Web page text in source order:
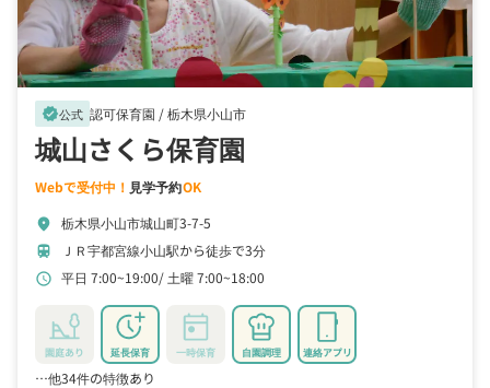
verified公式 認可保育園 /栃木県小山市
城山さくら保育園
Webで受付中！ 見学予約OK
location_on 栃木県小山市城山町3-7-5
train ＪＲ宇都宮線小山駅から徒歩で3分
schedule 平日 7:00~19:00 土曜 7:00~18:00
園庭あり 延長保育 一時保育 自園調理 連絡アプリ
…他34件の特徴あり